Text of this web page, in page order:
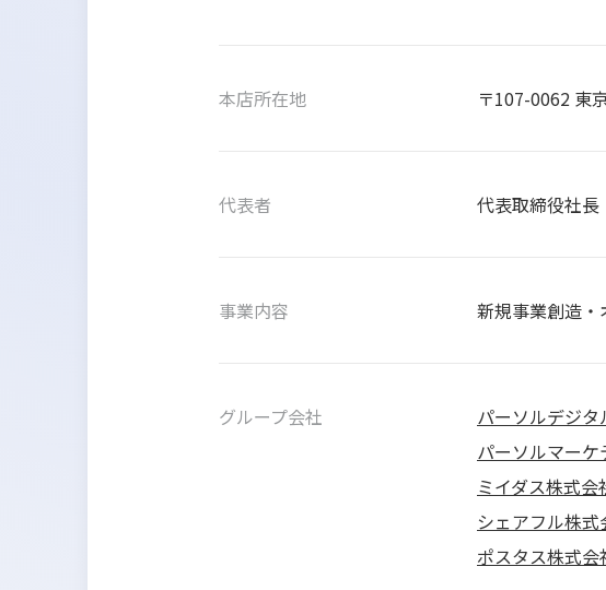
本店所在地 〒107-0062 東
代表者 代表取締役社
事業内容 新規事業創造
グループ会社
パーソルデジ
パーソルマー
ミイダス株式会
シェアフル株式
ポスタス株式会